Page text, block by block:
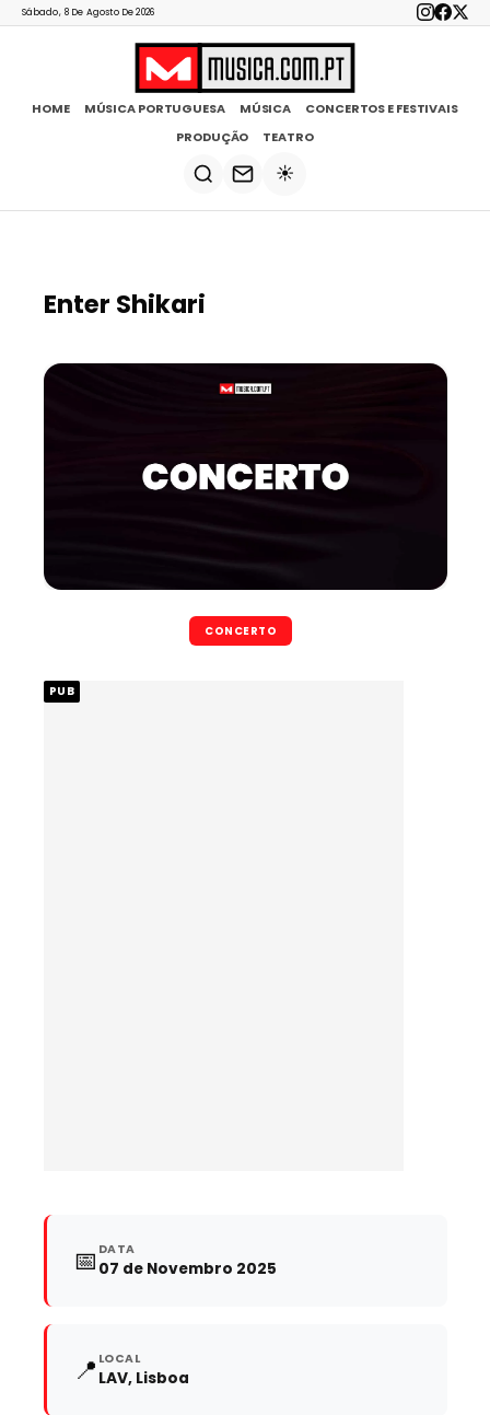
Sábado, 8 De Agosto De 2026
HOME MÚSICA PORTUGUESA MÚSICA
CONCERTOS E FESTIVAIS
PRODUÇÃO
TEATRO
☀️
Enter Shikari
CONCERTO
PUB
📅 DATA
07 de Novembro 2025
📍 LOCAL
LAV, Lisboa